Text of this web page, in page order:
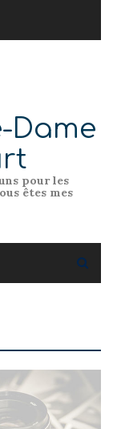
Dame
pour les
êtes mes